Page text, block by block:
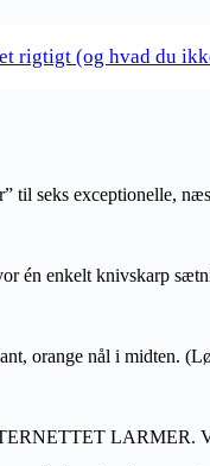
rigtigt (og hvad du
til seks exceptionelle,
én enkelt knivskarp
orange nål i midten.
LARMER.